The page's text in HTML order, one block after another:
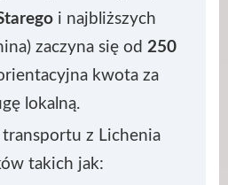
i najbliższych
zaczyna się od 250
kwota za
lokalną.
z Lichenia
takich jak: